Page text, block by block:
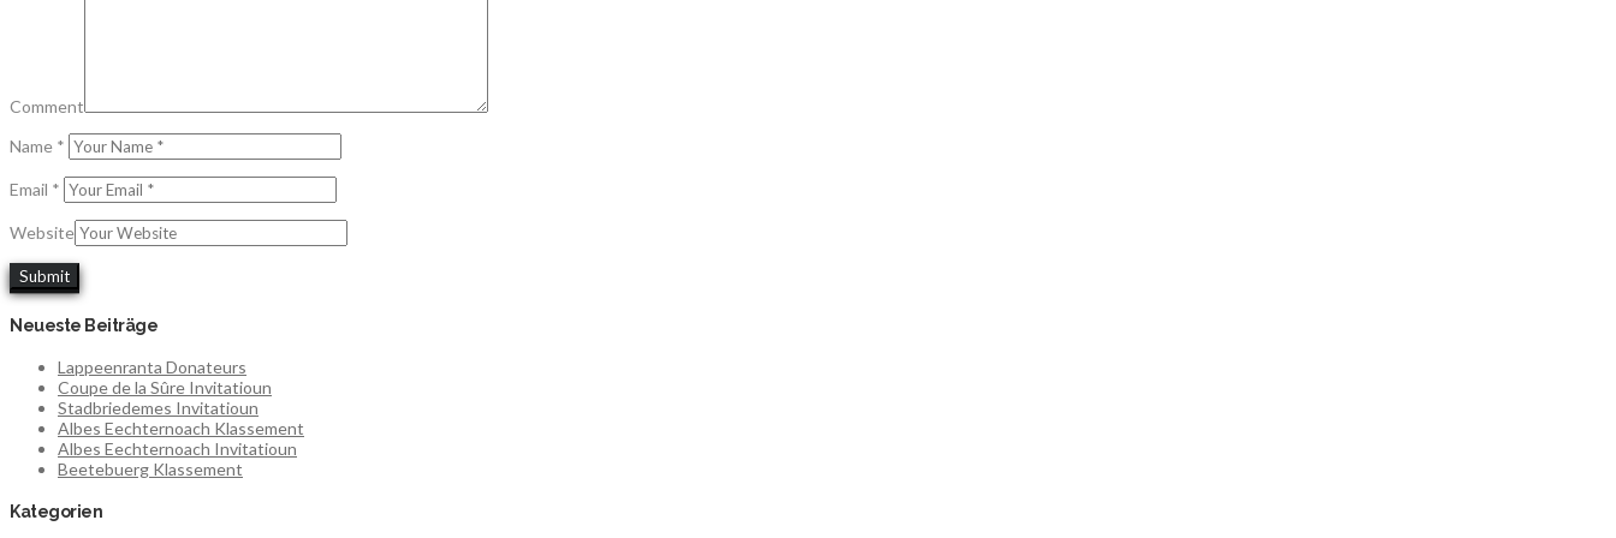
Comment
Name *
Email *
Website
Neueste Beiträge
Lappeenranta Donateurs
Coupe de la Sûre Invitatioun
Stadbriedemes Invitatioun
Albes Eechternoach Klassement
Albes Eechternoach Invitatioun
Beetebuerg Klassement
Kategorien